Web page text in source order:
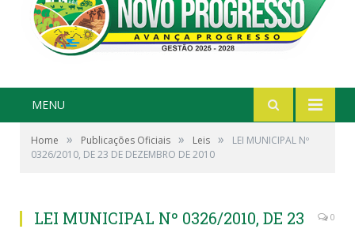
MENU
Home » Publicações Oficiais » Leis »
LEI MUNICIPAL Nº
0326/2010, DE 23 DE DEZEMBRO DE 2010
LEI MUNICIPAL Nº 0326/2010, DE 23
0